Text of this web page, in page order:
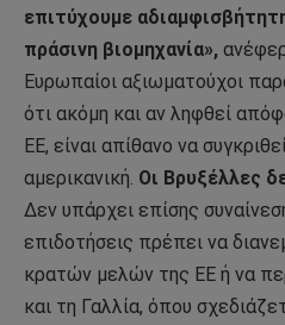
επιτύχουμε
πράσινη βιομηχανία»,
Ευρωπαίοι αξιωματούχοι
ότι ακόμη και αν ληφθεί
ΕΕ, είναι απίθανο να
αμερικανική. Οι Βρυξέλλες
Δεν υπάρχει επίσης
επιδοτήσεις πρέπει να
κρατών μελών της ΕΕ ή να
και τη Γαλλία, όπου